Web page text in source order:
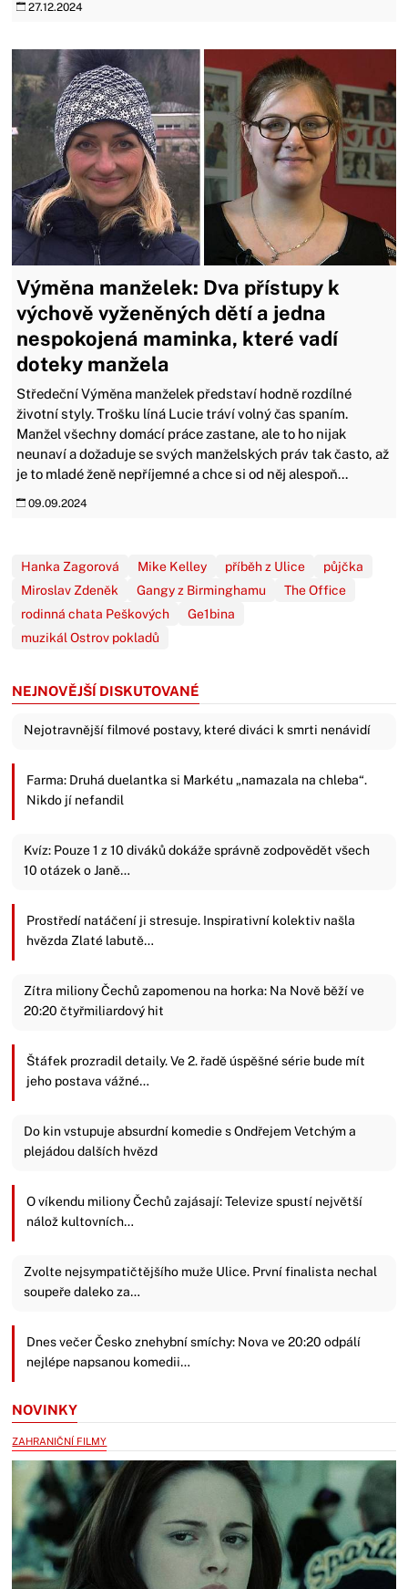
27.12.2024
Výměna manželek: Dva přístupy k
výchově vyženěných dětí a jedna
nespokojená maminka, které vadí
doteky manžela
Středeční Výměna manželek představí hodně rozdílné
životní styly. Trošku líná Lucie tráví volný čas spaním.
Manžel všechny domácí práce zastane, ale to ho nijak
neunaví a dožaduje se svých manželských práv tak často, až
je to mladé ženě nepříjemné a chce si od něj alespoň...
09.09.2024
Hanka Zagorová Mike Kelley příběh z Ulice
půjčka
Miroslav Zdeněk
Gangy z Birminghamu
The Office
rodinná chata Peškových
Ge1bina
muzikál Ostrov pokladů
NEJNOVĚJŠÍ DISKUTOVANÉ
Nejotravnější filmové postavy, které diváci k smrti nenávidí
Farma: Druhá duelantka si Markétu „namazala na chleba“.
Nikdo jí nefandil
Kvíz: Pouze 1 z 10 diváků dokáže správně zodpovědět všech
10 otázek o Janě…
Prostředí natáčení ji stresuje. Inspirativní kolektiv našla
hvězda Zlaté labutě…
Zítra miliony Čechů zapomenou na horka: Na Nově běží ve
20:20 čtyřmiliardový hit
Štáfek prozradil detaily. Ve 2. řadě úspěšné série bude mít
jeho postava vážné…
Do kin vstupuje absurdní komedie s Ondřejem Vetchým a
plejádou dalších hvězd
O víkendu miliony Čechů zajásají: Televize spustí největší
nálož kultovních…
Zvolte nejsympatičtějšího muže Ulice. První finalista nechal
soupeře daleko za…
Dnes večer Česko znehybní smíchy: Nova ve 20:20 odpálí
nejlépe napsanou komedii…
NOVINKY
ZAHRANIČNÍ FILMY